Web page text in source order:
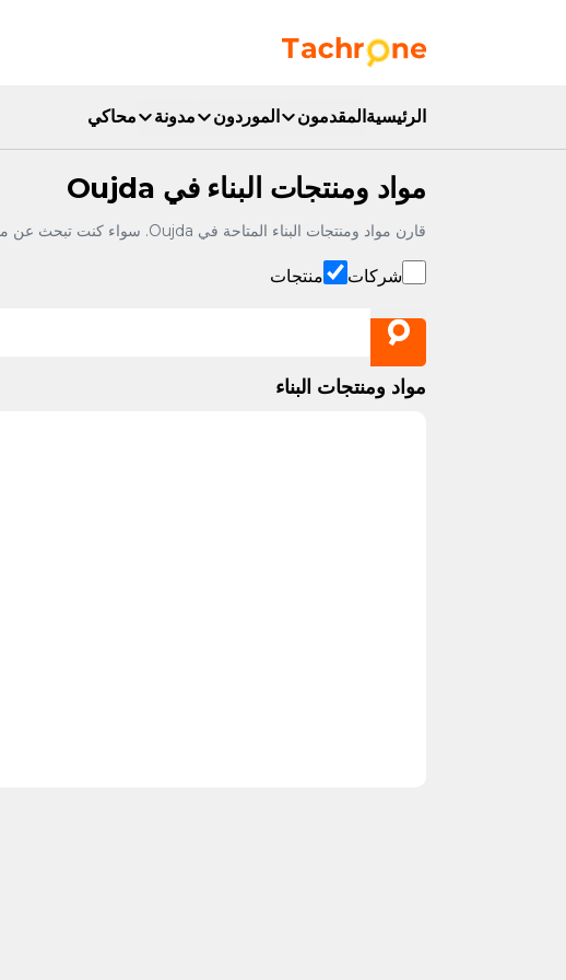
الرئيسيةالمقدمون الموردون مدونة محاكي
مواد ومنتجات البناء في Oujda
قارن مواد ومنتجات البناء المتاحة في Oujda. سواء كنت تبحث عن مادة محددة أو تقارن عدة منتجات لمشروعك، تحقق من الأسعار والتوفر على Tachrone.ma.
شركات منتجات
مواد ومنتجات البناء